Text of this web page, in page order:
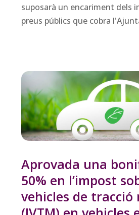
suposarà un encariment dels
preus públics que cobra
Aprovada una
50% en l’impost
vehicles de tracció